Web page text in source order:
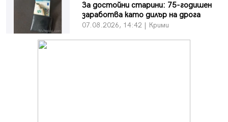
За достойни старини: 75-годишен
заработва като дилър на дрога
07.08.2026, 14:42 | Крими